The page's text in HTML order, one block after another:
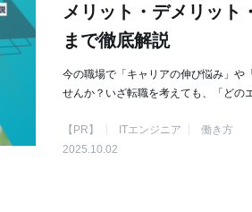
メリット・デメリット
まで徹底解説
今の職場で「キャリアの伸び悩み」や
せんか？いざ転職を考えても、「どの
【PR】 ITエンジニア
働き方
2025.10.02